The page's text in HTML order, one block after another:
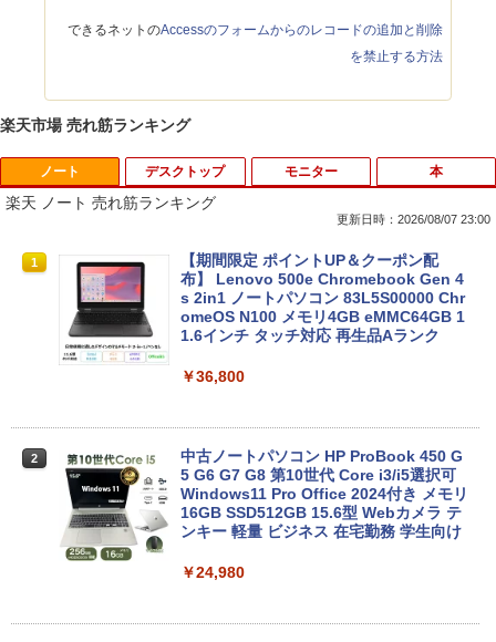
できるネットのAccessのフォームからのレコードの追加と削除
を禁止する方法
楽天市場 売れ筋ランキング
ノート
楽天 ノート 売れ筋ランキング
更新日時：2026/08/07 23:00
1
【期間限定 ポイントUP＆クーポン配
布】 Lenovo 500e Chromebook Gen 4
s 2in1 ノートパソコン 83L5S00000 Chr
omeOS N100 メモリ4GB eMMC64GB 1
1.6インチ タッチ対応 再生品Aランク
￥36,800
2
中古ノートパソコン HP ProBook 450 G
5 G6 G7 G8 第10世代 Core i3/i5選択可
Windows11 Pro Office 2024付き メモリ
16GB SSD512GB 15.6型 Webカメラ テ
ンキー 軽量 ビジネス 在宅勤務 学生向け
￥24,980
デスクトップ モニター 本